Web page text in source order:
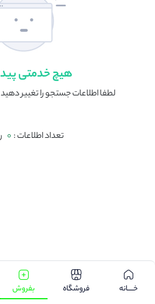
هیچ خدمتی
لطفا اطلاعات جستجو را تغییر
تعداد اطلاعات : 0
خـــــانه فروشگاه بفروش